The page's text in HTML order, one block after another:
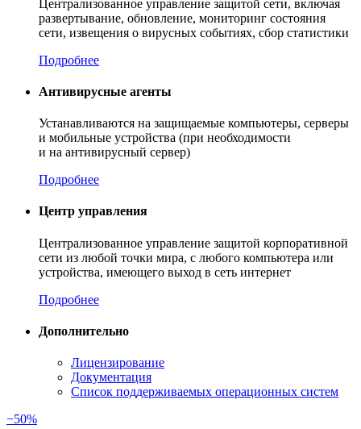
Централизованное управление защитой сети, включая
развертывание, обновление, мониторинг состояния
сети, извещения о вирусных событиях, сбор статистики
Подробнее
Антивирусные агенты
Устанавливаются на защищаемые компьютеры, серверы
и мобильные устройства (при необходимости
и на антивирусный сервер)
Подробнее
Центр управления
Централизованное управление защитой корпоративной
сети из любой точки мира, с любого компьютера или
устройства, имеющего выход в сеть интернет
Подробнее
Дополнительно
Лицензирование
Документация
Список поддерживаемых операционных систем
−50%